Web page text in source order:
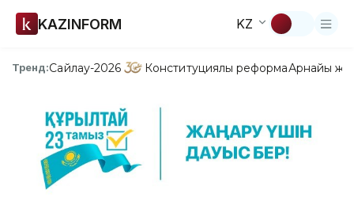
KAZINFORM KZ
Тренд:Сайлау-2026 Конституциялық реформаАрнайы